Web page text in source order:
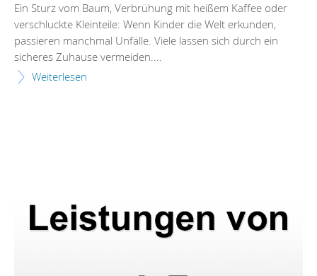
Ein Sturz vom Baum, Verbrühung mit heißem Kaffee oder
verschluckte Kleinteile: Wenn Kinder die Welt erkunden,
passieren manchmal Unfälle. Viele lassen sich durch ein
sicheres Zuhause vermeiden....
Weiterlesen